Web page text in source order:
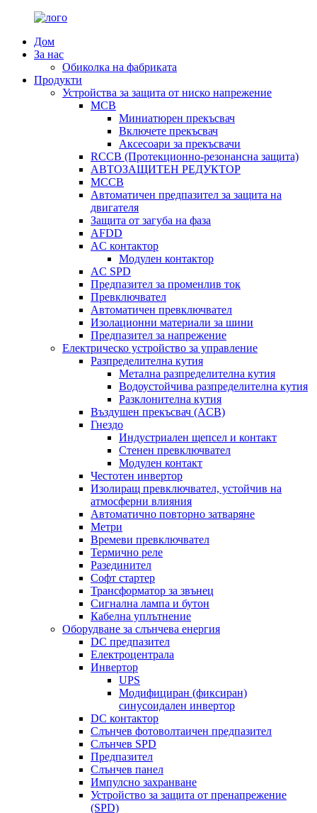
Дом
За нас
Обиколка на фабриката
Продукти
Устройства за защита от ниско напрежение
MCB
Миниатюрен прекъсвач
Включете прекъсвач
Аксесоари за прекъсвачи
RCCB (Протекционно-резонансна защита)
АВТОЗАЩИТЕН РЕДУКТОР
MCCB
Автоматичен предпазител за защита на
двигателя
Защита от загуба на фаза
AFDD
AC контактор
Модулен контактор
AC SPD
Предпазител за променлив ток
Превключвател
Автоматичен превключвател
Изолационни материали за шини
Предпазител за напрежение
Електрическо устройство за управление
Разпределителна кутия
Метална разпределителна кутия
Водоустойчива разпределителна кутия
Разклонителна кутия
Въздушен прекъсвач (ACB)
Гнездо
Индустриален щепсел и контакт
Стенен превключвател
Модулен контакт
Честотен инвертор
Изолиращ превключвател, устойчив на
атмосферни влияния
Автоматично повторно затваряне
Метри
Времеви превключвател
Термично реле
Разединител
Софт стартер
Трансформатор за звънец
Сигнална лампа и бутон
Кабелна уплътнение
Оборудване за слънчева енергия
DC предпазител
Електроцентрала
Инвертор
UPS
Модифициран (фиксиран)
синусоидален инвертор
DC контактор
Слънчев фотоволтаичен предпазител
Слънчев SPD
Предпазител
Слънчев панел
Импулсно захранване
Устройство за защита от пренапрежение
(SPD)